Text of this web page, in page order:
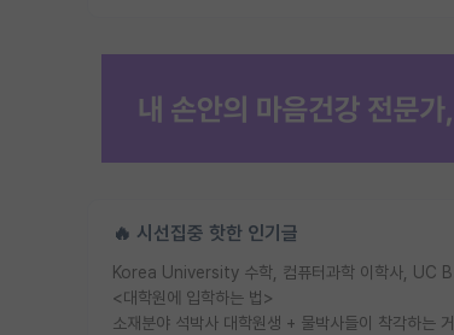
🔥 시선집중 핫한 인기글
<대학원에 입학하는 법>
소재분야 석박사 대학원생 + 물박사들이 착각하는 거